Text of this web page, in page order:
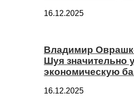
16.12.2025
Владимир
Шуя значительно
экономическую
16.12.2025